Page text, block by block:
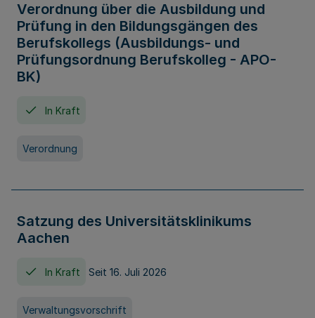
Verordnung über die Ausbildung und
Prüfung in den Bildungsgängen des
Berufskollegs (Ausbildungs- und
Prüfungsordnung Berufskolleg - APO-
BK)
In Kraft
Verordnung
Satzung des Universitätsklinikums
Aachen
In Kraft Seit 16. Juli 2026
Verwaltungsvorschrift